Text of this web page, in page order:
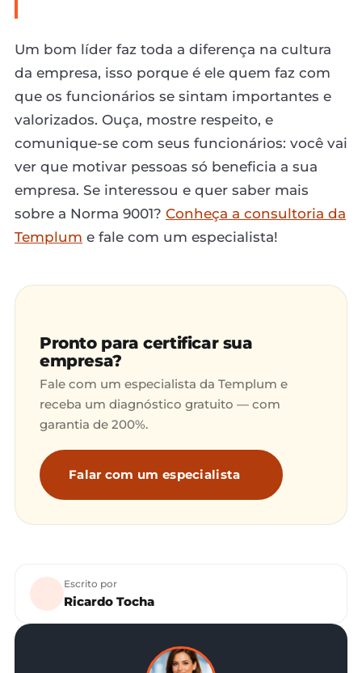
Um bom líder faz toda a diferença na cultura
da empresa, isso porque é ele quem faz com
que os funcionários se sintam importantes e
valorizados. Ouça, mostre respeito, e
comunique-se com seus funcionários: você vai
ver que motivar pessoas só beneficia a sua
empresa. Se interessou e quer saber mais
sobre a Norma 9001? Conheça a consultoria da
Templum e fale com um especialista!
Pronto para certificar sua
empresa?
Fale com um especialista da Templum e
receba um diagnóstico gratuito — com
garantia de 200%.
Falar com um especialista
Escrito por
Ricardo Tocha